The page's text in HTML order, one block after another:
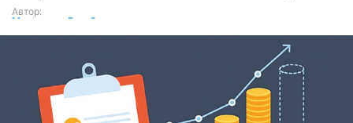
Автор:
Маргарита Гринблат